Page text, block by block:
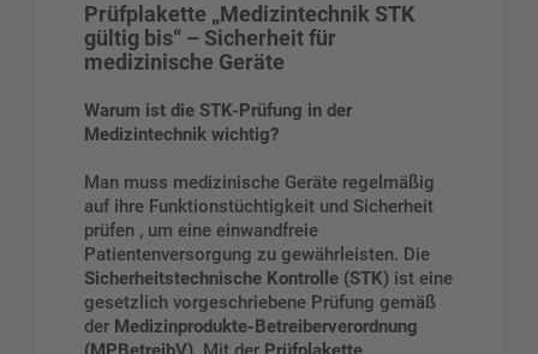
Prüfplakette „Medizintechnik STK
gültig bis“ – Sicherheit für
medizinische Geräte
Warum ist die STK-Prüfung in der
Medizintechnik wichtig?
Man muss medizinische Geräte regelmäßig
auf ihre Funktionstüchtigkeit und Sicherheit
prüfen , um eine einwandfreie
Patientenversorgung zu gewährleisten. Die
Sicherheitstechnische Kontrolle (STK) ist eine
gesetzlich vorgeschriebene Prüfung gemäß
der Medizinprodukte-Betreiberverordnung